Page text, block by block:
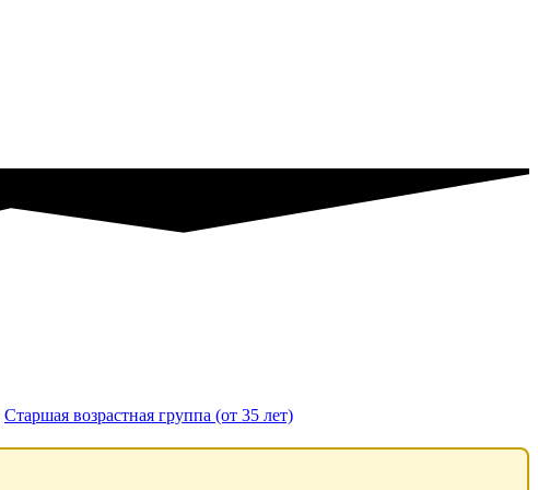
Старшая возрастная группа (от 35 лет)